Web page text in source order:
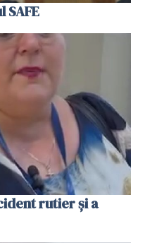
rutier și a